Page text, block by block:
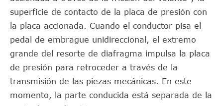
superficie de contacto de la placa de presión con
la placa accionada. Cuando el conductor pisa el
pedal de embrague unidireccional, el extremo
grande del resorte de diafragma impulsa la placa
de presión para retroceder a través de la
transmisión de las piezas mecánicas. En este
momento, la parte conducida está separada de la